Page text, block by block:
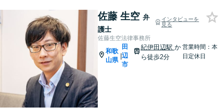
佐藤 生空 弁
護士
インタビューを
見る
佐藤生空法律事務所
和歌
山県
|
田
辺
市
紀伊田辺駅 か
ら徒歩2分
営業時間：本
日定休日